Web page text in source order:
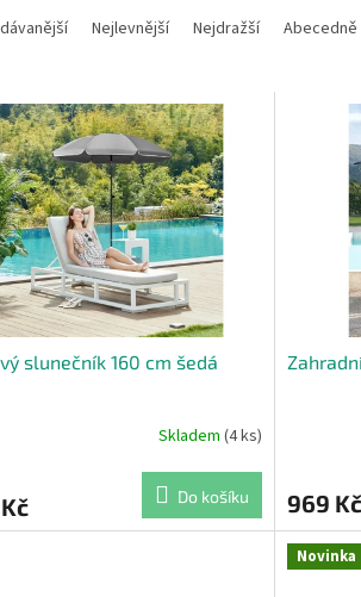
Nejlevnější Nejdražší Abecedně
slunečník 160 cm šedá
Skladem (4 ks)
Do košíku 969 Kč
Novinka